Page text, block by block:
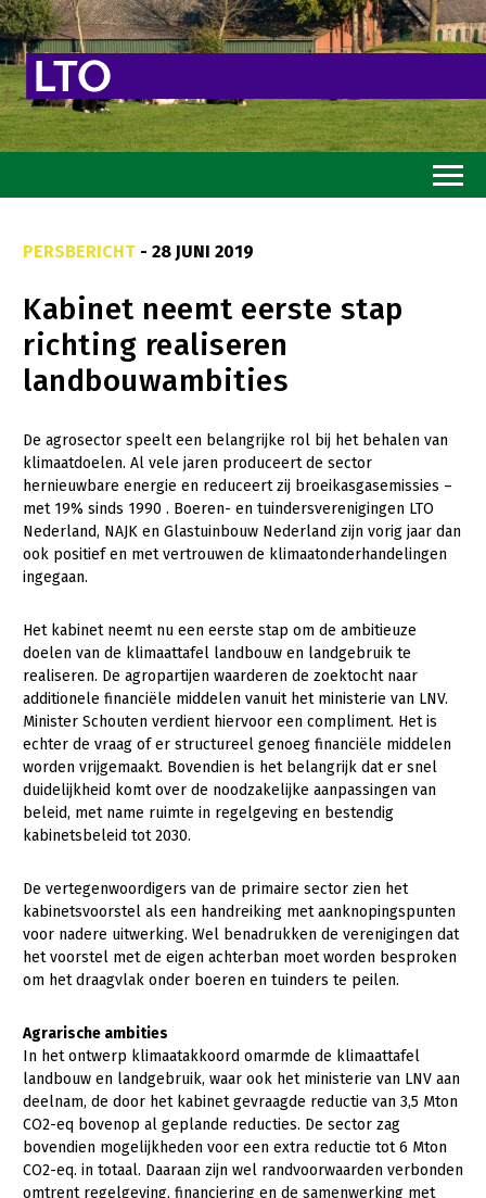
Goed eten
Mooi groen
Sterk ondernemerschap
Transitiepaden
Thema’s
Gezonde planten
Gezonde dieren
Bodem en water
Platteland en omgeving
Mens, ondernemerschap en onderwijs
Internationaal
Sectoren
Biologische Landbouw
Geitenhouderij
Kalverhouderij
Melkveehouderij
Paardenhouderij
Pluimveehouderij
Schapenhouderij
PERSBERICHT - 28 JUNI 2019
Kabinet neemt eerste stap
richting realiseren
landbouwambities
De agrosector speelt een belangrijke rol bij het behalen van
klimaatdoelen. Al vele jaren produceert de sector
hernieuwbare energie en reduceert zij broeikasgasemissies –
met 19% sinds 1990 . Boeren- en tuindersverenigingen LTO
Nederland, NAJK en Glastuinbouw Nederland zijn vorig jaar dan
ook positief en met vertrouwen de klimaatonderhandelingen
ingegaan.
Het kabinet neemt nu een eerste stap om de ambitieuze
doelen van de klimaattafel landbouw en landgebruik te
realiseren. De agropartijen waarderen de zoektocht naar
additionele financiële middelen vanuit het ministerie van LNV.
Minister Schouten verdient hiervoor een compliment. Het is
echter de vraag of er structureel genoeg financiële middelen
worden vrijgemaakt. Bovendien is het belangrijk dat er snel
duidelijkheid komt over de noodzakelijke aanpassingen van
beleid, met name ruimte in regelgeving en bestendig
kabinetsbeleid tot 2030.
De vertegenwoordigers van de primaire sector zien het
kabinetsvoorstel als een handreiking met aanknopingspunten
voor nadere uitwerking. Wel benadrukken de verenigingen dat
het voorstel met de eigen achterban moet worden besproken
om het draagvlak onder boeren en tuinders te peilen.
Agrarische ambities
In het ontwerp klimaatakkoord omarmde de klimaattafel
landbouw en landgebruik, waar ook het ministerie van LNV aan
deelnam, de door het kabinet gevraagde reductie van 3,5 Mton
CO2-eq bovenop al geplande reducties. De sector zag
bovendien mogelijkheden voor een extra reductie tot 6 Mton
CO2-eq. in totaal. Daaraan zijn wel randvoorwaarden verbonden
omtrent regelgeving, financiering en de samenwerking met